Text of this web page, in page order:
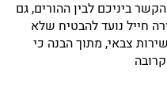
ביניכם לבין ההורים, גם
חייל נועד להבטיח שלא
צבאי, מתוך הבנה כי